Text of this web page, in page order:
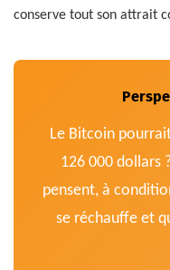
conserve tout son attrait
Le Bitcoin
126 000 dollars
pensent, à
se réchauffe et